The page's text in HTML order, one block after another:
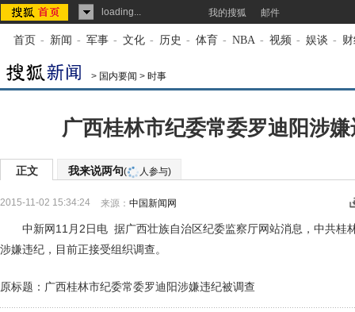
loading... 我的搜狐 邮件
首页 - 新闻 - 军事 - 文化 - 历史 - 体育 - NBA - 视频 - 娱谈 -
> 国内要闻 > 时事
广西桂林市纪委常委罗迪阳涉
正文 我来说两句( 人参与)
2015-11-02 15:34:24 来源： 中国新闻网
中新网11月2日电 据广西壮族自治区纪委监察厅网站消息，中共桂
涉嫌违纪，目前正接受组织调查。
原标题：广西桂林市纪委常委罗迪阳涉嫌违纪被调查